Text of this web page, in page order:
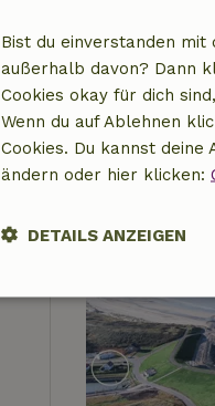
Bist du einverstanden
außerhalb davon? Dann
Cookies okay für dich
Wenn du auf Ablehnen
Cookies. Du kannst deine
ändern oder hier klicken:
DETAILS ANZEIGEN
Unbedingt
erforderlich